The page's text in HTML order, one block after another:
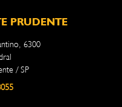
PRUDENTE
6300
/ SP